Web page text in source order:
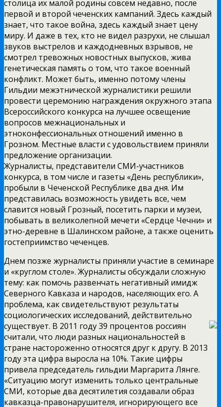
столица их малой родины совсем недавно, после
первой и второй чеченских кампаний. Здесь каждый
знает, что такое война, здесь каждый знает цену
миру. И даже в тех, кто не видел разрухи, не слышал
звуков выстрелов и каждодневных взрывов, не
смотрел тревожных новостных выпусков, жива
генетическая память о том, что такое военный
конфликт. Может быть, именно потому члены
Гильдии межэтнической журналистики решили
провести церемонию награждения окружного этапа
Всероссийского конкурса на лучшее освещение
вопросов межнациональных и
этноконфессиональных отношений именно в
Грозном. Местные власти с удовольствием приняли
предложение организации.
Журналисты, представители СМИ-участников
конкурса, в том числе и газеты «День республики»,
пробыли в Чеченской Республике два дня. Им
представилась возможность увидеть все, чем
славится новый Грозный, посетить парки и музеи,
побывать в великолепной мечети «Сердце Чечни» и
этно-деревне в Шалинском районе, а также оценить
гостеприимство чеченцев.
Днем позже журналисты приняли участие в семинаре
и «круглом столе». Журналисты обсуждали сложную
тему: как помочь развенчать негативный имидж
Северного Кавказа и народов, населяющих его. А
проблема, как свидетельствуют результаты
социологических исследований, действительно
существует. В 2011 году 39 процентов россиян
считали, что люди разных национальностей в
стране настороженно относятся друг к другу. В 2013
году эта цифра выросла на 10%. Такие цифры
привела председатель гильдии Маргарита Лянге.
«Ситуацию могут изменить только центральные
СМИ, которые два десятилетия создавали образ
кавказца-правонарушителя, игнорирующего все